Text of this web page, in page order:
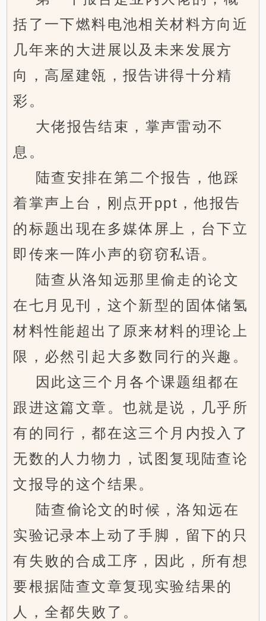
括了一下燃料电池相关材料方向近
几年来的大进展以及未来发展方
向，高屋建瓴，报告讲得十分精
彩。
大佬报告结束，掌声雷动不
息。
陆查安排在第二个报告，他踩
着掌声上台，刚点开ppt，他报告
的标题出现在多媒体屏上，台下立
即传来一阵小声的窃窃私语。
陆查从洛知远那里偷走的论文
在七月见刊，这个新型的固体储氢
材料性能超出了原来材料的理论上
限，必然引起大多数同行的兴趣。
因此这三个月各个课题组都在
跟进这篇文章。也就是说，几乎所
有的同行，都在这三个月内投入了
无数的人力物力，试图复现陆查论
文报导的这个结果。
陆查偷论文的时候，洛知远在
实验记录本上动了手脚，留下的只
有失败的合成工序，因此，所有想
要根据陆查文章复现实验结果的
人，全都失败了。